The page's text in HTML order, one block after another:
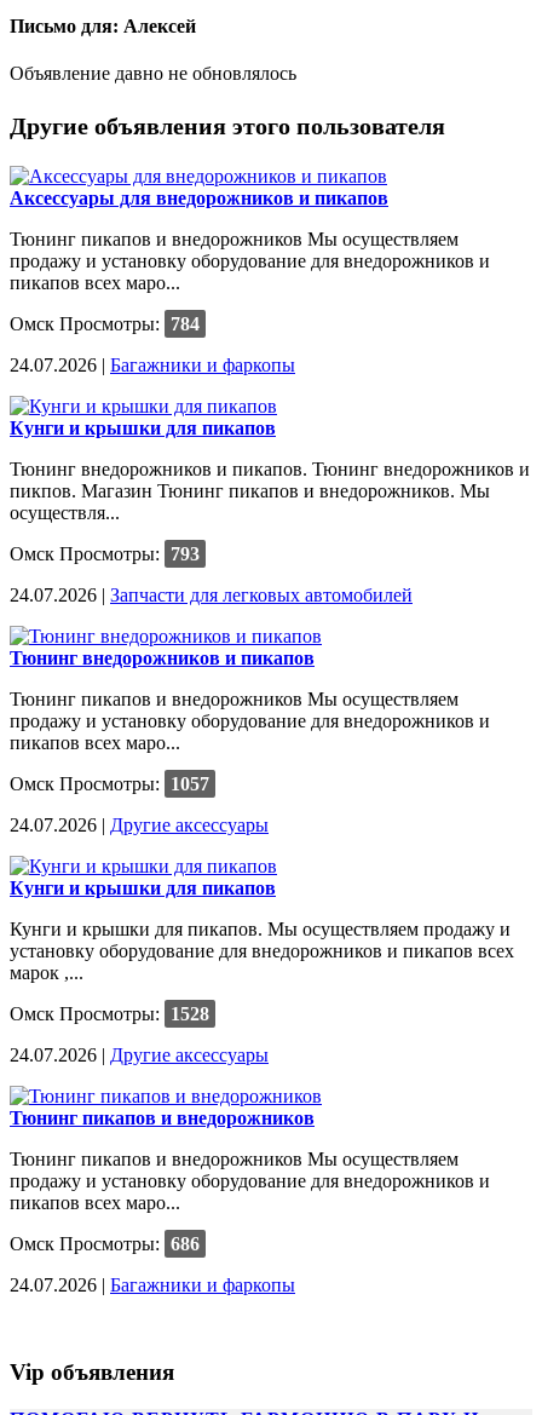
Письмо для: Алексей
Объявление давно не обновлялось
Другие объявления этого пользователя
Аксессуары для внедорожников и пикапов
Тюнинг пикапов и внедорожников Мы осуществляем
продажу и установку оборудование для внедорожников и
пикапов всех маро...
Омск Просмотры:
784
24.07.2026 | Багажники и фаркопы
Кунги и крышки для пикапов
Тюнинг внедорожников и пикапов. Тюнинг внедорожников и
пикпов. Магазин Тюнинг пикапов и внедорожников. Мы
осуществля...
Омск Просмотры:
793
24.07.2026 | Запчасти для легковых автомобилей
Тюнинг внедорожников и пикапов
Тюнинг пикапов и внедорожников Мы осуществляем
продажу и установку оборудование для внедорожников и
пикапов всех маро...
Омск Просмотры:
1057
24.07.2026 | Другие аксессуары
Кунги и крышки для пикапов
Кунги и крышки для пикапов. Мы осуществляем продажу и
установку оборудование для внедорожников и пикапов всех
марок ,...
Омск Просмотры:
1528
24.07.2026 | Другие аксессуары
Тюнинг пикапов и внедорожников
Тюнинг пикапов и внедорожников Мы осуществляем
продажу и установку оборудование для внедорожников и
пикапов всех маро...
Омск Просмотры: 686
24.07.2026 | Багажники и фаркопы
Vip объявления